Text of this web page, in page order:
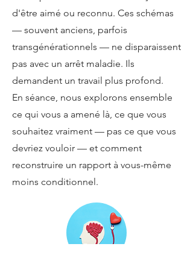
d'être aimé ou reconnu. Ces schémas
— souvent anciens, parfois
transgénérationnels — ne disparaissent
pas avec un arrêt maladie. Ils
demandent un travail plus profond.
En séance, nous explorons ensemble
ce qui vous a amené là, ce que vous
souhaitez vraiment — pas ce que vous
devriez vouloir — et comment
reconstruire un rapport à vous-même
moins conditionnel.